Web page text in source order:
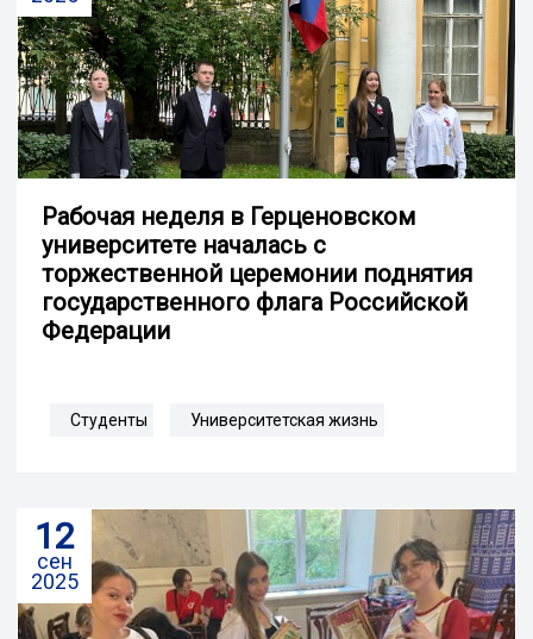
Рабочая неделя в Герценовском
университете началась с
торжественной церемонии поднятия
государственного флага Российской
Федерации
Студенты Университетская жизнь
12
сен
2025